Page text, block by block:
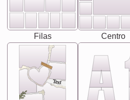
Filas Centro
Text